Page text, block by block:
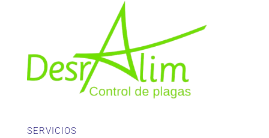
SERVICIOS